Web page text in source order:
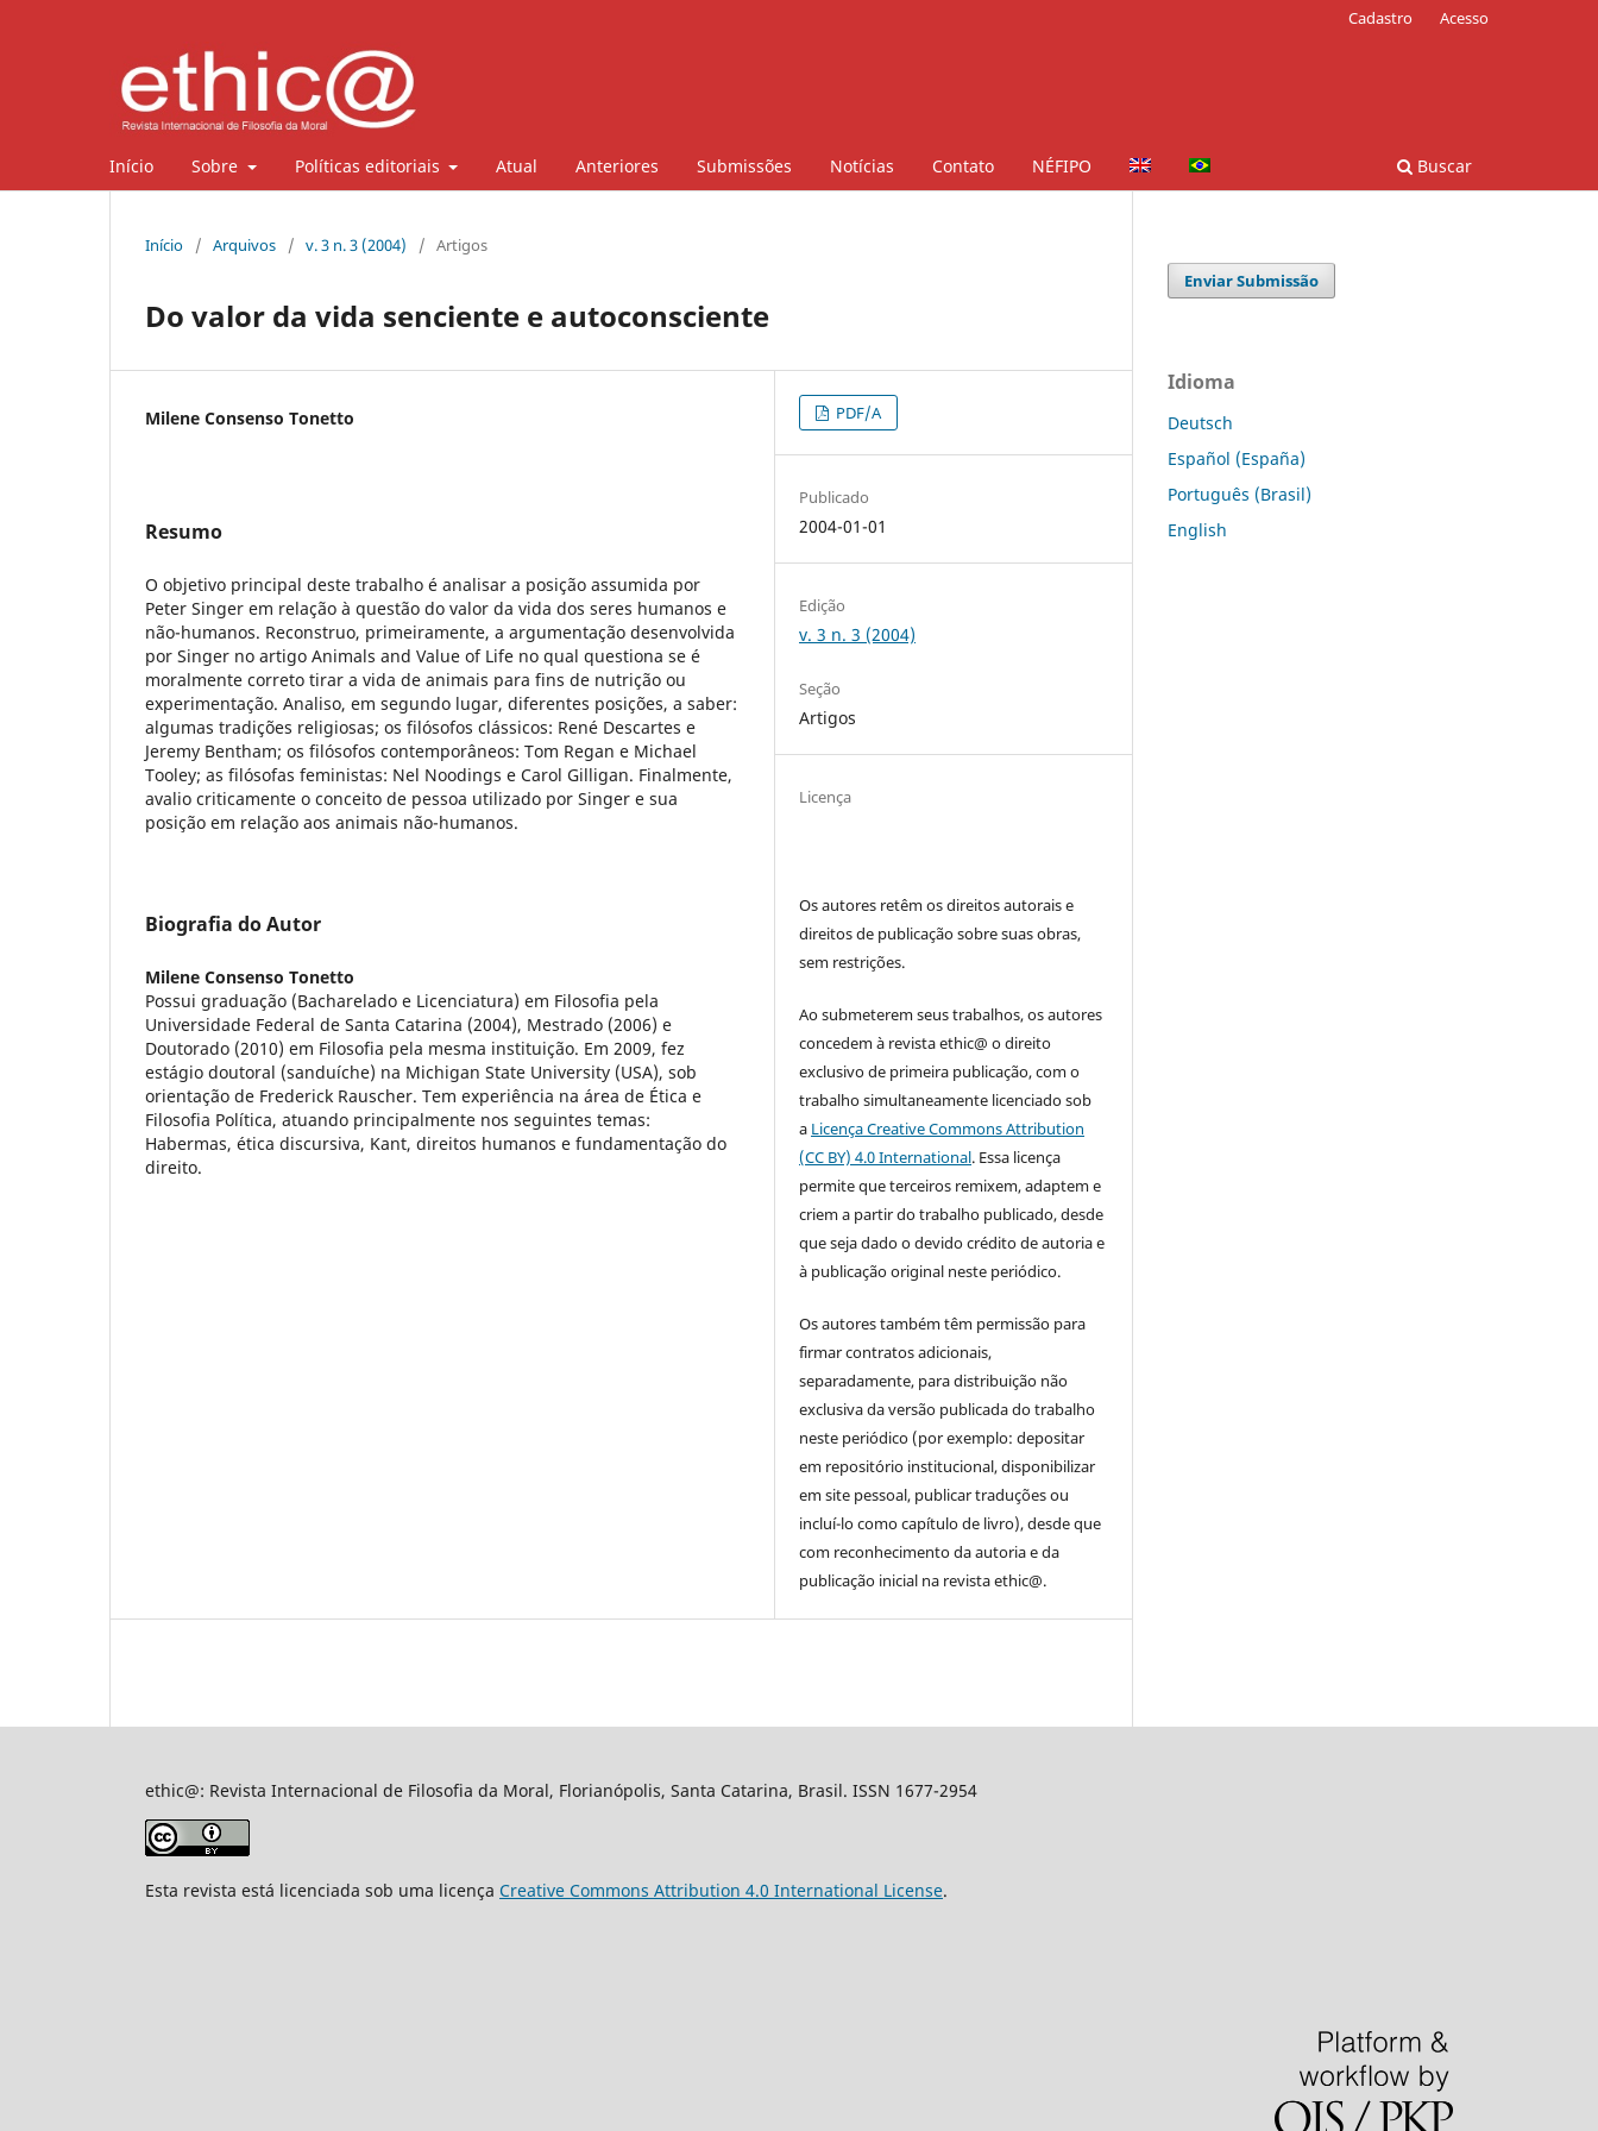
Início Sobre Políticas editoriais Atual Anteriores Submissões Notícias Contato NÉFIPO Buscar
Cadastro Acesso
Início / Arquivos / v. 3 n. 3 (2004) / Artigos
Do valor da vida senciente e autoconsciente
Milene Consenso Tonetto
Resumo
O objetivo principal deste trabalho é analisar a posição assumida por
Peter Singer em relação à questão do valor da vida dos seres humanos e
não-humanos. Reconstruo, primeiramente, a argumentação desenvolvida
por Singer no artigo Animals and Value of Life no qual questiona se é
moralmente correto tirar a vida de animais para fins de nutrição ou
experimentação. Analiso, em segundo lugar, diferentes posições, a saber:
algumas tradições religiosas; os filósofos clássicos: René Descartes e
Jeremy Bentham; os filósofos contemporâneos: Tom Regan e Michael
Tooley; as filósofas feministas: Nel Noodings e Carol Gilligan. Finalmente,
avalio criticamente o conceito de pessoa utilizado por Singer e sua
posição em relação aos animais não-humanos.
Biografia do Autor
Milene Consenso Tonetto
Possui graduação (Bacharelado e Licenciatura) em Filosofia pela
Universidade Federal de Santa Catarina (2004), Mestrado (2006) e
Doutorado (2010) em Filosofia pela mesma instituição. Em 2009, fez
estágio doutoral (sanduíche) na Michigan State University (USA), sob
orientação de Frederick Rauscher. Tem experiência na área de Ética e
Filosofia Política, atuando principalmente nos seguintes temas:
Habermas, ética discursiva, Kant, direitos humanos e fundamentação do
direito.
PDF/A
Publicado
2004-01-01
Edição
v. 3 n. 3 (2004)
Seção
Artigos
Licença
Os autores retêm os direitos autorais e
direitos de publicação sobre suas obras,
sem restrições.
Ao submeterem seus trabalhos, os autores
concedem à revista ethic@ o direito
exclusivo de primeira publicação, com o
trabalho simultaneamente licenciado sob
a Licença Creative Commons Attribution
(CC BY) 4.0 International. Essa licença
permite que terceiros remixem, adaptem e
criem a partir do trabalho publicado, desde
que seja dado o devido crédito de autoria e
à publicação original neste periódico.
Os autores também têm permissão para
firmar contratos adicionais,
separadamente, para distribuição não
exclusiva da versão publicada do trabalho
neste periódico (por exemplo: depositar
em repositório institucional, disponibilizar
em site pessoal, publicar traduções ou
incluí-lo como capítulo de livro), desde que
com reconhecimento da autoria e da
publicação inicial na revista ethic@.
Enviar Submissão
Idioma
Deutsch
Español (España)
Português (Brasil)
English
ethic@: Revista Internacional de Filosofia da Moral, Florianópolis, Santa Catarina, Brasil. ISSN 1677-2954
Esta revista está licenciada sob uma licença Creative Commons Attribution 4.0 International License.